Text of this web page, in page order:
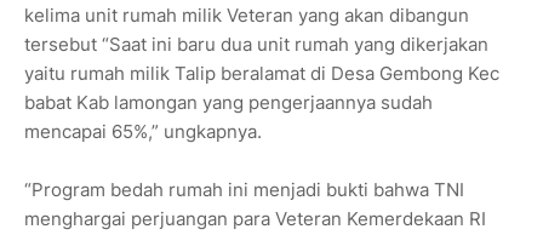
kelima unit rumah milik Veteran yang akan dibangun
tersebut “Saat ini baru dua unit rumah yang dikerjakan
yaitu rumah milik Talip beralamat di Desa Gembong Kec
babat Kab lamongan yang pengerjaannya sudah
mencapai 65%,” ungkapnya.
“Program bedah rumah ini menjadi bukti bahwa TNI
menghargai perjuangan para Veteran Kemerdekaan RI